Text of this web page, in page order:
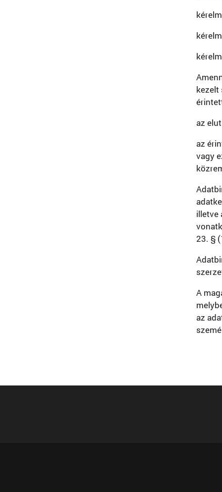
kezelt
az
az
vagy
illetve
23. §
A
az